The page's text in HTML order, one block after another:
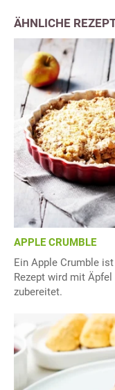
ÄHNLICHE
APPLE CRUMBLE
Ein Apple Crumble
Rezept wird mit
zubereitet.